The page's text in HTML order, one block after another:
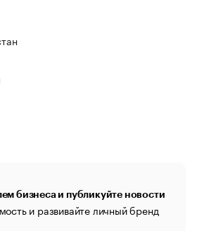
бизнеса и публикуйте новости
и развивайте личный бренд